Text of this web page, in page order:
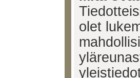
olet